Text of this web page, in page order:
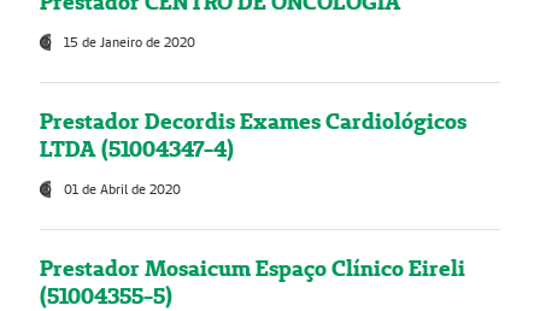
15 de Janeiro de 2020
Prestador Decordis Exames Cardiológicos
LTDA (51004347-4)
01 de Abril de 2020
Prestador Mosaicum Espaço Clínico Eireli
(51004355-5)